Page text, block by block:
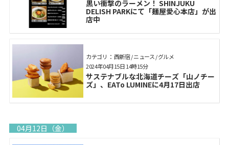
黒い衝撃のラーメン！ SHINJUKU
DELISH PARKにて「麺屋愛心本店」が出
店中
カテゴリ： 西新宿 / ニュース / グルメ
サステナブルな北海道チーズ「山ノチー
ズ」、EATo LUMINEに4月17日出店
2024年04月15日 14時15分
04月12日（金）